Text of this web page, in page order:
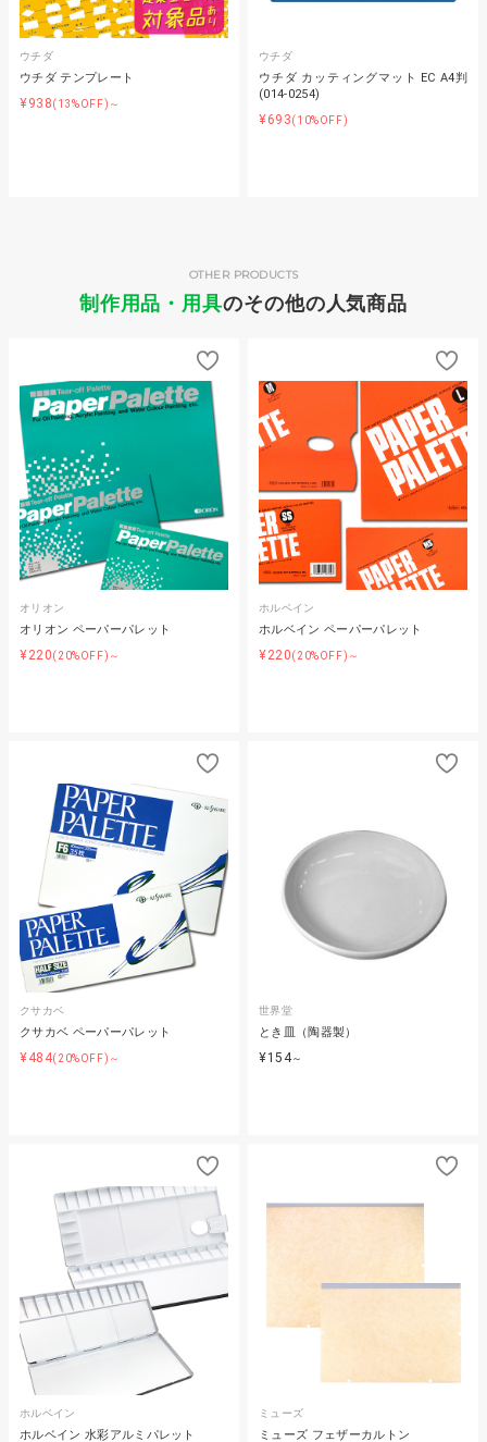
ウチダ
ウチダ テンプレート
¥938(13%OFF)～
ウチダ
ウチダ カッティングマット EC A4判
(014-0254)
¥693(10%OFF)
制作用品・用具のその他の人気商品
OTHER PRODUCTS
オリオン
オリオン ペーパーパレット
¥220(20%OFF)～
ホルベイン
ホルベイン ペーパーパレット
¥220(20%OFF)～
クサカベ
クサカベ ペーパーパレット
¥484(20%OFF)～
世界堂
とき皿（陶器製）
¥154～
ホルベイン
ホルベイン 水彩アルミパレット
ミューズ
ミューズ フェザーカルトン